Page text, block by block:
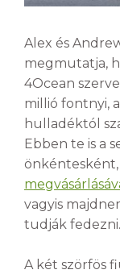
Alex és
megmutatja,
4Ocean
millió fontnyi,
hulladéktól
Ebben te is a
önkéntesként,
vagyis
tudják fedezni.
A két szörfös